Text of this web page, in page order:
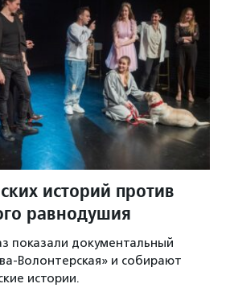
историй против
равнодушия
показали документальный
Волонтерская» и собирают
истории.